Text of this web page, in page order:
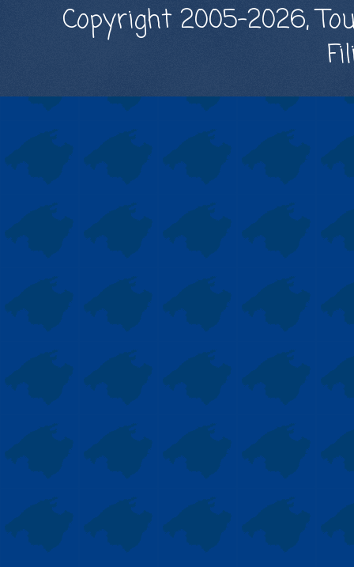
Copyright 2005-2026,